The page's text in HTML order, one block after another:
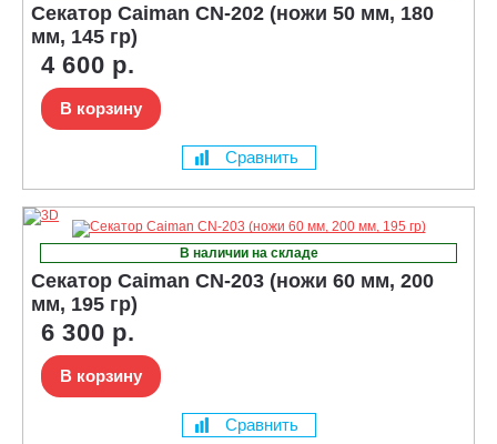
Секатор Caiman CN-202 (ножи 50 мм, 180
мм, 145 гр)
4 600 р.
В корзину
Сравнить
В наличии на складе
Секатор Caiman CN-203 (ножи 60 мм, 200
мм, 195 гр)
6 300 р.
В корзину
Сравнить